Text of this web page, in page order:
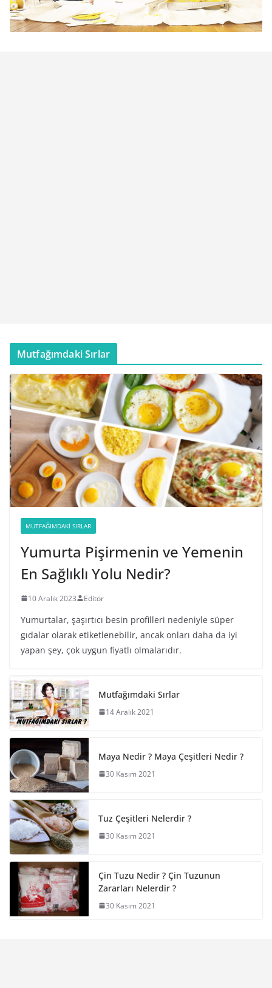
Mutfağımdaki Sırlar
MUTFAĞIMDAKI SIRLAR
Yumurta Pişirmenin ve Yemenin
En Sağlıklı Yolu Nedir?
10 Aralık 2023 Editör
Yumurtalar, şaşırtıcı besin profilleri nedeniyle süper
gıdalar olarak etiketlenebilir, ancak onları daha da iyi
yapan şey, çok uygun fiyatlı olmalarıdır.
Mutfağımdaki Sırlar
14 Aralık 2021
Maya Nedir ? Maya Çeşitleri Nedir ?
30 Kasım 2021
Tuz Çeşitleri Nelerdir ?
30 Kasım 2021
Çin Tuzu Nedir ? Çin Tuzunun
Zararları Nelerdir ?
30 Kasım 2021